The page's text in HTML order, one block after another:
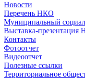
Новости
Перечень НКО
Муниципальный
Выставка-презентация
Контакты
Фотоотчет
Видеоотчет
Полезные ссылки
Территориальное